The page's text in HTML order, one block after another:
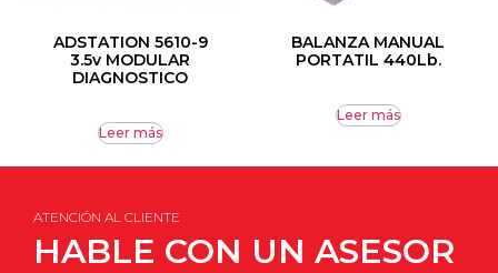
ADSTATION 5610-9
3.5v MODULAR
DIAGNOSTICO
Leer más
BALANZA MANUAL
PORTATIL 440Lb.
Leer más
ATENCIÓN AL CLIENTE
HABLE CON UN ASESOR